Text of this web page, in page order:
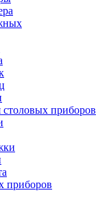
приборов
приборов